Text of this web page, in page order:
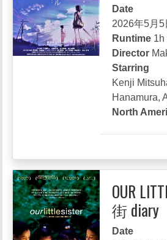
Date
2026年5月5
Runtime 1h
Director
Starring
Kenji
Hanamura,
North
OUR
街 diary
Date